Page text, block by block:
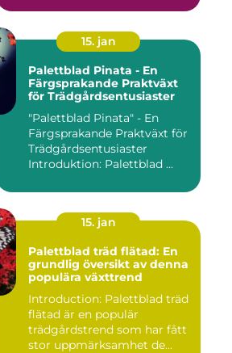
15. jan
Palettblad Pinata - En
Färgsprakande Praktväxt
för Trädgårdsentusiaster
"Palettblad Pinata" - En
Färgsprakande Praktväxt för
Trädgårdsentusiaster
Introduktion: Palettblad ...
15. jan
Palettblad träd flätad: En
grundlig översikt av denna
populära växttrend
Introduction: Palettblad träd
flätad är en populär
trädgårdstrend som har fått
stor uppmärksamhet de...